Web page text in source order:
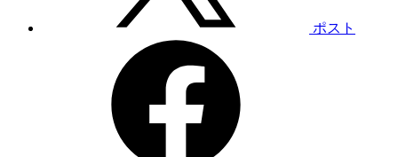
ポスト